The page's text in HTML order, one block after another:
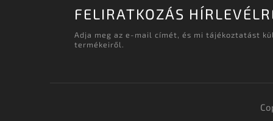
FELIRATKOZÁS
Adja meg az e-mail címét, és mi tájékoztatást
termékeiről.